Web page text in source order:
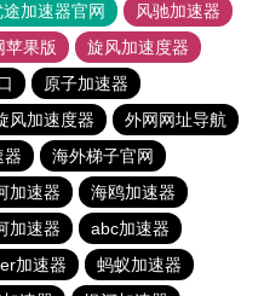
途加速器官网
风驰加速器
苹果版
旋风加速度器
原子加速器
风加速度器
外网网址导航
器
海外梯子官网
加速器
海鸥加速器
加速器
abc加速器
加速器
蚂蚁加速器